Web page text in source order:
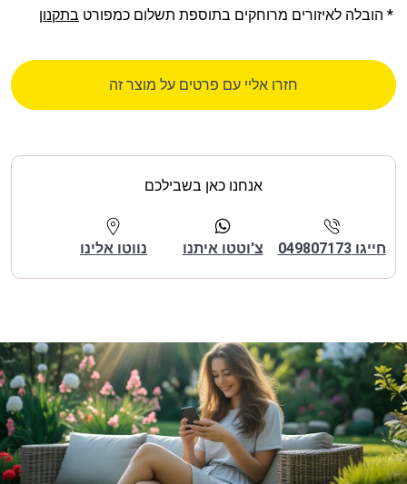
* הובלה לאיזורים מרוחקים בתוספת תשלום כמפורט בתקנון
חזרו אליי עם פרטים על מוצר זה
אנחנו כאן בשבילכם
חייגו 049807173 צ'וטטו איתנו נווטו אלינו